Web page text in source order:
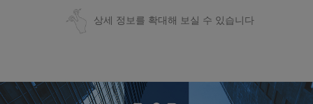
상세 정보를 확대해 보실 수 있습니다